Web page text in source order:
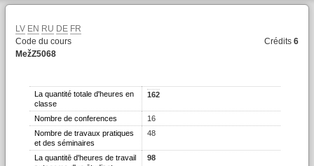
LV EN RU DE FR
Code du cours
MežZ5068
Crédits6
La quantité totale d'heures en
classe
162
Nombre de conferences
16
Nombre de travaux pratiques
et des séminaires
48
La quantitē d'heures de travail
98